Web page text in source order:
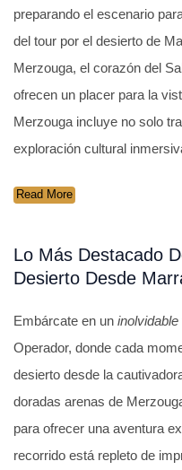
preparando el escenario
del tour por el desierto de
Merzouga, el corazón del
ofrecen un placer para la
Merzouga incluye no solo
exploración cultural
Read More
Lo Más Destacado
Desierto Desde
Embárcate en un inolvidable
Operador, donde cada
desierto desde la
doradas arenas de
para ofrecer una aventura
recorrido está repleto de